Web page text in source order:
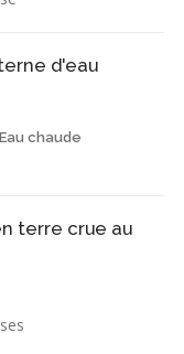
d'eau
Eau chaude
terre crue au